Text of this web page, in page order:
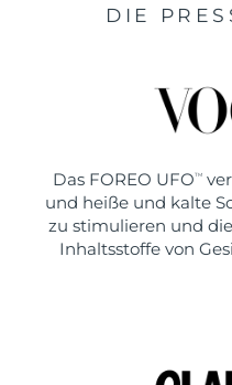
DIE
Das FOREO UFO TM
und heiße und kalte
zu stimulieren und
Inhaltsstoffe von